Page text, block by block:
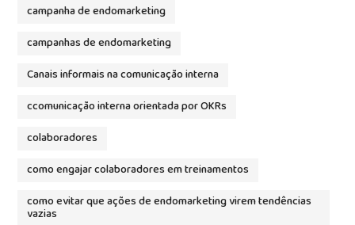
campanha de endomarketing
campanhas de endomarketing
Canais informais na comunicação interna
ccomunicação interna orientada por OKRs
colaboradores
como engajar colaboradores em treinamentos
como evitar que ações de endomarketing virem tendências
vazias